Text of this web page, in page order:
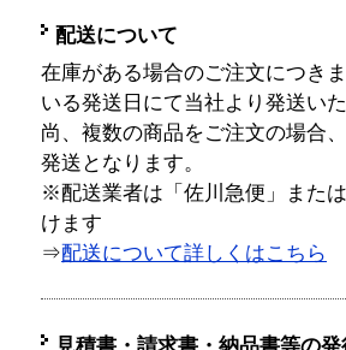
配送について
在庫がある場合のご注文につき
いる発送日にて当社より発送い
尚、複数の商品をご注文の場合
発送となります。
※配送業者は「佐川急便」また
けます
⇒配送について詳しくはこちら